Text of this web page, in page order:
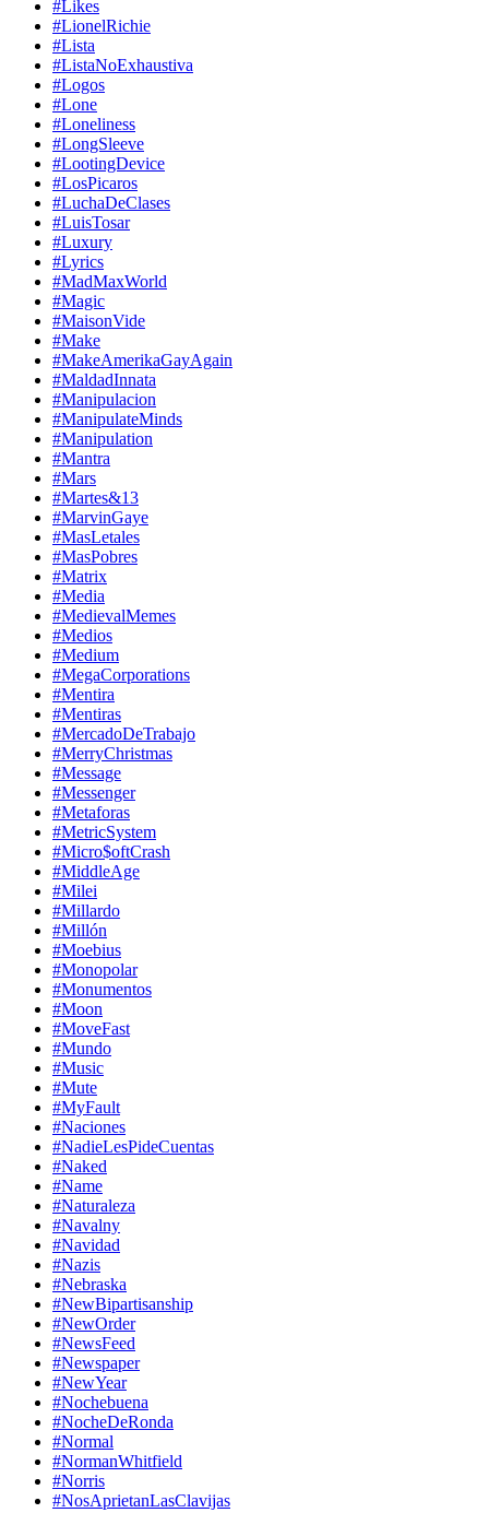
#Likes
#LionelRichie
#Lista
#ListaNoExhaustiva
#Logos
#Lone
#Loneliness
#LongSleeve
#LootingDevice
#LosPicaros
#LuchaDeClases
#LuisTosar
#Luxury
#Lyrics
#MadMaxWorld
#Magic
#MaisonVide
#Make
#MakeAmerikaGayAgain
#MaldadInnata
#Manipulacion
#ManipulateMinds
#Manipulation
#Mantra
#Mars
#Martes&13
#MarvinGaye
#MasLetales
#MasPobres
#Matrix
#Media
#MedievalMemes
#Medios
#Medium
#MegaCorporations
#Mentira
#Mentiras
#MercadoDeTrabajo
#MerryChristmas
#Message
#Messenger
#Metaforas
#MetricSystem
#Micro$oftCrash
#MiddleAge
#Milei
#Millardo
#Millón
#Moebius
#Monopolar
#Monumentos
#Moon
#MoveFast
#Mundo
#Music
#Mute
#MyFault
#Naciones
#NadieLesPideCuentas
#Naked
#Name
#Naturaleza
#Navalny
#Navidad
#Nazis
#Nebraska
#NewBipartisanship
#NewOrder
#NewsFeed
#Newspaper
#NewYear
#Nochebuena
#NocheDeRonda
#Normal
#NormanWhitfield
#Norris
#NosAprietanLasClavijas